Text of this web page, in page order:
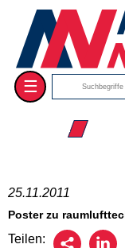
☰
☰ 2011
25.11.2011
Poster zu
Teilen: